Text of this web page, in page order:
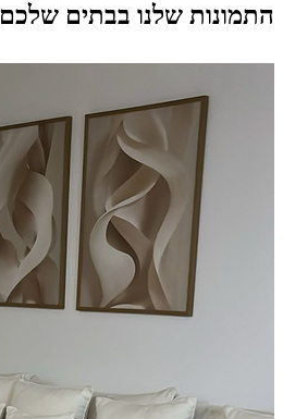
התמונות שלנו בבתים שלכם